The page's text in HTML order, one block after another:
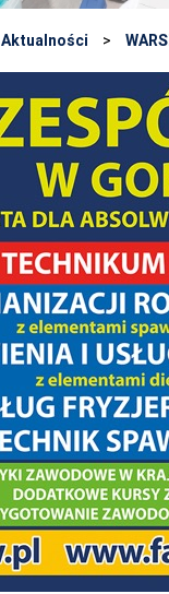
Aktualności >